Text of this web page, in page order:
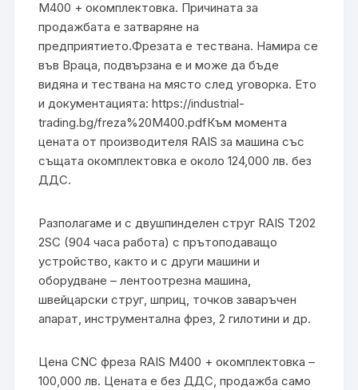
M400 + окомплектовка. Причината за
продажбата е затваряне на
предприятието.Фрезата е тествана. Намира се
във Враца, подвързана е и може да бъде
видяна и тествана на място след уговорка. Ето
и документацията: https://industrial-
trading.bg/freza%20M400.pdfКъм момента
цената от производителя RAIS за машина със
същата окомплектовка е около 124,000 лв. без
ДДС.
Разполагаме и с двушпинделен струг RAIS T202
2SC (904 часа работа) с прътоподаващо
устройство, както и с други машини и
оборудване – лентоотрезна машина,
швейцарски струг, шприц, точков заваръчен
апарат, инструментална фрез, 2 гилотини и др.
Цена CNC фреза RAIS M400 + окомплектовка –
100,000 лв. Цената е без ДДС, продажба само